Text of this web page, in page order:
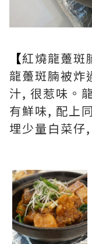
【紅燒龍躉斑
龍躉斑腩被炸
汁, 很惹味。
有鮮味, 配上
埋少量白菜仔